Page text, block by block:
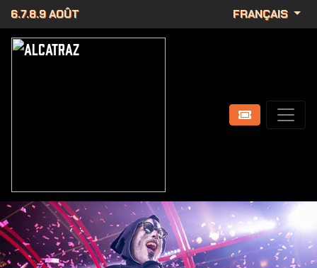
6.7.8.9 AOÛT FRANÇAIS